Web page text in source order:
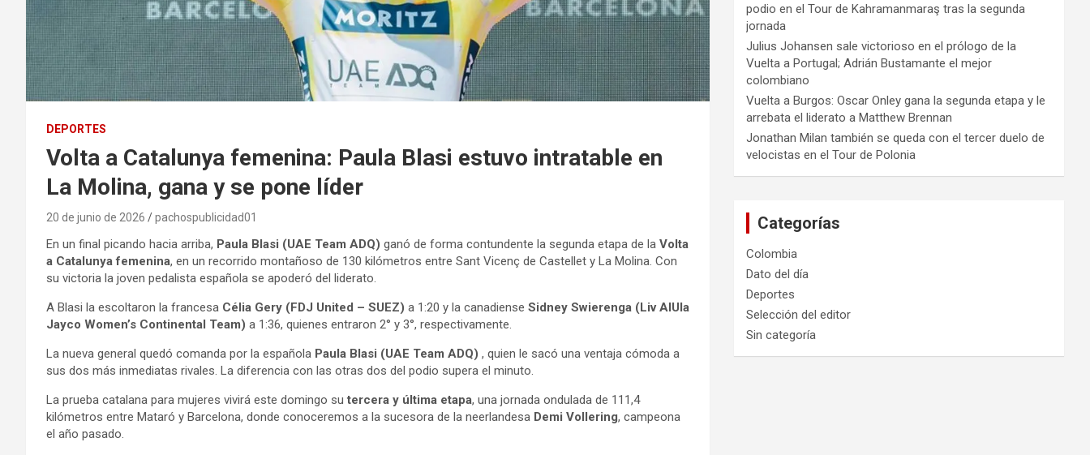
DEPORTES
Volta a Catalunya femenina: Paula Blasi estuvo intratable en
La Molina, gana y se pone líder
20 de junio de 2026 pachospublicidad01
En un final picando hacia arriba, Paula Blasi (UAE Team ADQ) ganó de forma contundente la segunda etapa de la Volta
a Catalunya femenina, en un recorrido montañoso de 130 kilómetros entre Sant Vicenç de Castellet y La Molina. Con
su victoria la joven pedalista española se apoderó del liderato.
A Blasi la escoltaron la francesa Célia Gery (FDJ United – SUEZ) a 1:20 y la canadiense Sidney Swierenga (Liv AlUla
Jayco Women’s Continental Team) a 1:36, quienes entraron 2° y 3°, respectivamente.
La nueva general quedó comanda por la española Paula Blasi (UAE Team ADQ) , quien le sacó una ventaja cómoda a
sus dos más inmediatas rivales. La diferencia con las otras dos del podio supera el minuto.
La prueba catalana para mujeres vivirá este domingo sutercera y última etapa, una jornada ondulada de 111,4
kilómetros entre Mataró y Barcelona, donde conoceremos a la sucesora de la neerlandesa Demi Vollering, campeona
el año pasado.
podio en el Tour de Kahramanmaraş tras la segunda
jornada
Julius Johansen sale victorioso en el prólogo de la
Vuelta a Portugal; Adrián Bustamante el mejor
colombiano
Vuelta a Burgos: Oscar Onley gana la segunda etapa y le
arrebata el liderato a Matthew Brennan
Jonathan Milan también se queda con el tercer duelo de
velocistas en el Tour de Polonia
Categorías
Colombia
Dato del día
Deportes
Selección del editor
Sin categoría